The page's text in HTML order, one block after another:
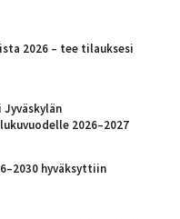
2026 – tee tilauksesi
Jyväskylän
2026–2027
hyväksyttiin